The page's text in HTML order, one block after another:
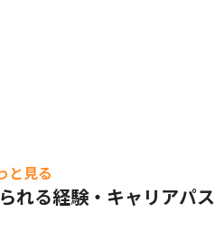
と見る
れる経験・キャリアパス